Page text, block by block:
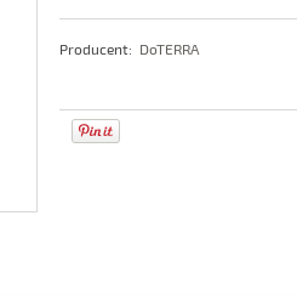
Producent: DoTERRA